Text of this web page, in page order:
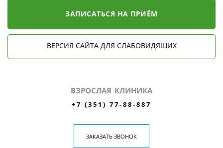
ЗАПИСАТЬСЯ НА ПРИЁМ
ВЕРСИЯ САЙТА ДЛЯ СЛАБОВИДЯЩИХ
ВЗРОСЛАЯ КЛИНИКА
+7 (351) 77-88-887
ЗАКАЗАТЬ ЗВОНОК